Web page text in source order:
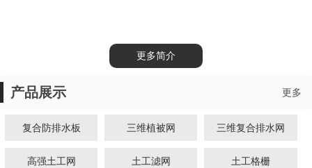
更多简介
产品展示 更多
复合防排水板 三维植被网 三维复合排水网
高强土工网 土工滤网 土工格栅